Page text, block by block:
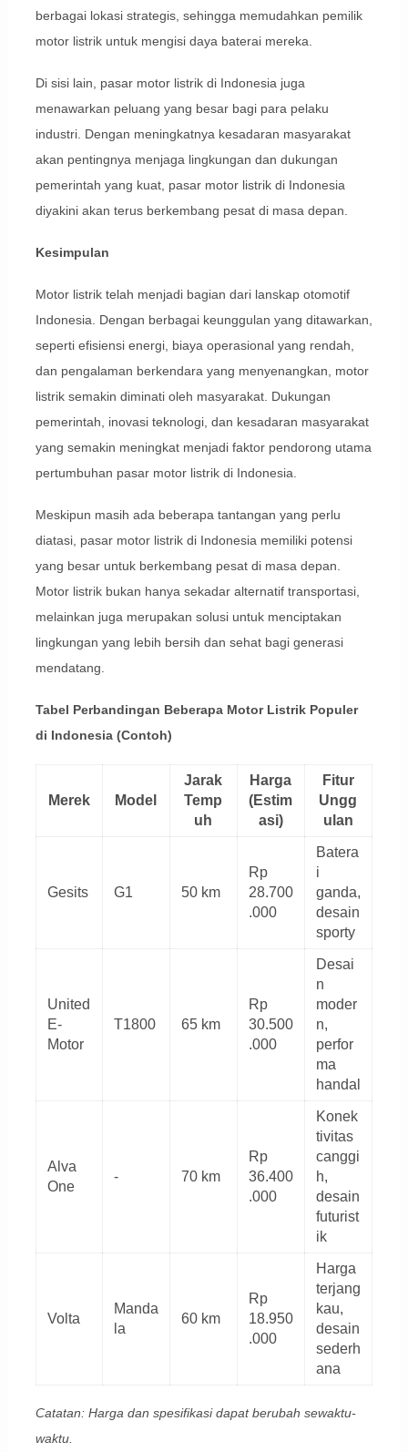
berbagai lokasi strategis, sehingga memudahkan pemilik
motor listrik untuk mengisi daya baterai mereka.
Di sisi lain, pasar motor listrik di Indonesia juga
menawarkan peluang yang besar bagi para pelaku
industri. Dengan meningkatnya kesadaran masyarakat
akan pentingnya menjaga lingkungan dan dukungan
pemerintah yang kuat, pasar motor listrik di Indonesia
diyakini akan terus berkembang pesat di masa depan.
Kesimpulan
Motor listrik telah menjadi bagian dari lanskap otomotif
Indonesia. Dengan berbagai keunggulan yang ditawarkan,
seperti efisiensi energi, biaya operasional yang rendah,
dan pengalaman berkendara yang menyenangkan, motor
listrik semakin diminati oleh masyarakat. Dukungan
pemerintah, inovasi teknologi, dan kesadaran masyarakat
yang semakin meningkat menjadi faktor pendorong utama
pertumbuhan pasar motor listrik di Indonesia.
Meskipun masih ada beberapa tantangan yang perlu
diatasi, pasar motor listrik di Indonesia memiliki potensi
yang besar untuk berkembang pesat di masa depan.
Motor listrik bukan hanya sekadar alternatif transportasi,
melainkan juga merupakan solusi untuk menciptakan
lingkungan yang lebih bersih dan sehat bagi generasi
mendatang.
Tabel Perbandingan Beberapa Motor Listrik Populer
di Indonesia (Contoh)
Merek Model
Jarak
Temp
uh
Harga
(Estim
asi)
Fitur
Ungg
ulan
Gesits G1 50 km
Rp
28.700
.000
Batera
i
ganda,
desain
sporty
United
E-
Motor
T1800 65 km
Rp
30.500
.000
Desai
n
moder
n,
perfor
ma
handal
Alva
One
- 70 km
Rp
36.400
.000
Konek
tivitas
canggi
h,
desain
futurist
ik
Volta
Manda
la
60 km
Rp
18.950
.000
Harga
terjang
kau,
desain
sederh
ana
Catatan: Harga dan spesifikasi dapat berubah sewaktu-
waktu.